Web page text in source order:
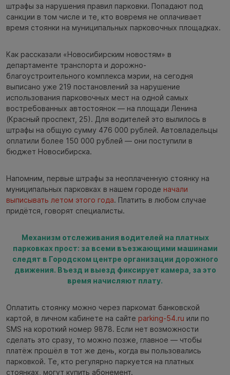
штрафы за нарушения правил парковки. Попадают под
санкции в том числе и те, кто вовремя не оплачивает
время стоянки на муниципальных парковочных площадках.
Как рассказали «Новосибирским новостям» в
департаменте транспорта и дорожно-
благоустроительного комплекса мэрии, на сегодня
выписано уже 219 постановлений за нарушение
использования парковочных мест на одной самых
востребованных автостоянок — на площади Ленина
(Красный проспект, 25). Для водителей это вылилось в
штрафы на общую сумму 476 000 рублей. Автовладельцы
оплатили более 150 000 рублей — они поступили в
бюджет Новосибирска.
Напомним, первые штрафы за неоплаченную стоянку на
муниципальных парковках в нашем городе начали
выписывать летом этого года. Платить в любом случае
придётся, говорят специалисты.
Механизм отслеживания водителей на платных
парковках прост: за всеми въезжающими машинами
следят в Городском центре организации дорожного
движения. Въезд и выезд фиксирует камера, за это
время начисляют плату.
Оплатить стоянку можно через паркомат банковской
картой, в личном кабинете на сайте parking-54.ru или по
SMS на короткий номер 9878. Если нет возможности
сделать это сразу, то можно позже, главное — чтобы
платёж прошёл в тот же день, когда вы пользовались
парковкой. Те, кто регулярно паркуется на платных
стоянках, могут купить абонемент.